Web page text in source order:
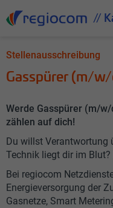
//
Stellenausschreibung
Gasspürer (m/
Werde Gasspürer (m/
zählen auf dich!
Du willst Verantwortung
Technik liegt dir im
Bei regiocom
Energieversorgung der
Gasnetze, Smart